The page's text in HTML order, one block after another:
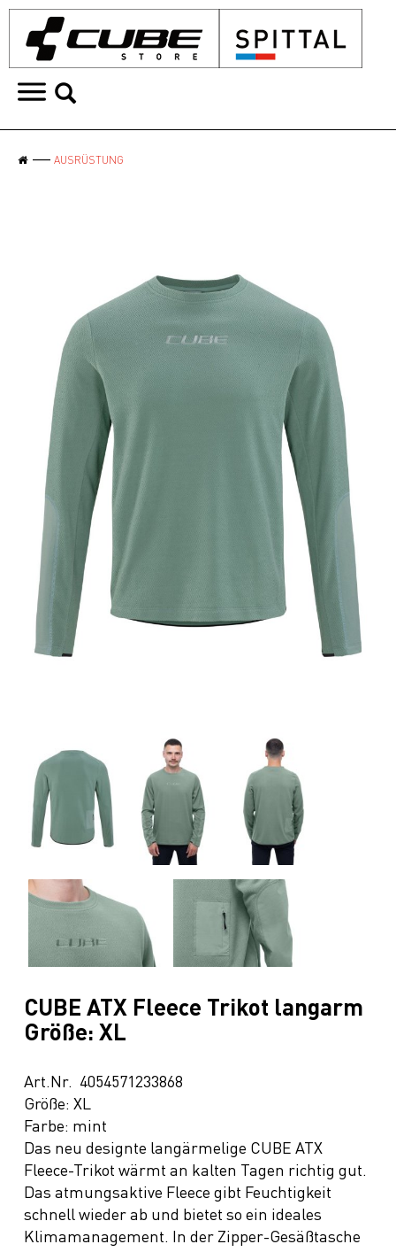
AUSRÜSTUNG
CUBE ATX Fleece Trikot langarm
Größe: XL
Art.Nr. 4054571233868
Größe: XL
Farbe: mint
Das neu designte langärmelige CUBE ATX
Fleece-Trikot wärmt an kalten Tagen richtig gut.
Das atmungsaktive Fleece gibt Feuchtigkeit
schnell wieder ab und bietet so ein ideales
Klimamanagement. In der Zipper-Gesäßtasche